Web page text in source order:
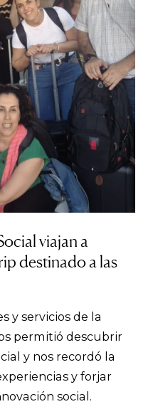
viajan a
destinado a las
y servicios de la
permitió descubrir
y nos recordó la
y forjar
social.